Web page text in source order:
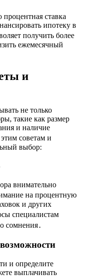
ставка
ипотеку в
получить более
ежемесячный
и
не только
такие как размер
и наличие
советам и
выбор:
внимательно
на процентную
и других
специалистам
сомнения․
и определите
выплачивать